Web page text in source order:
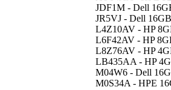
JDF1M - Dell
JR5VJ - Dell
L4Z10AV - HP
L6F42AV - HP
L8Z76AV - HP
LB435AA - HP
M04W6 - Dell
M0S34A - HPE